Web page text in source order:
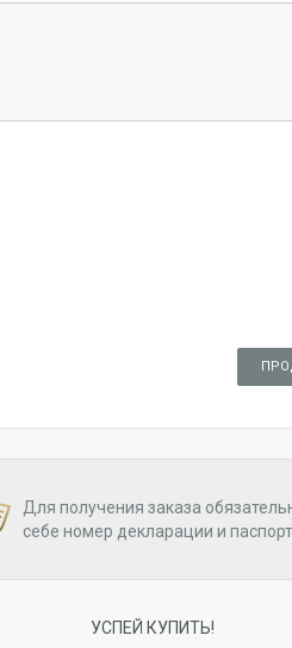
Для получения заказа
себе номер декларации и паспорт.
УСПЕЙ КУПИТЬ!